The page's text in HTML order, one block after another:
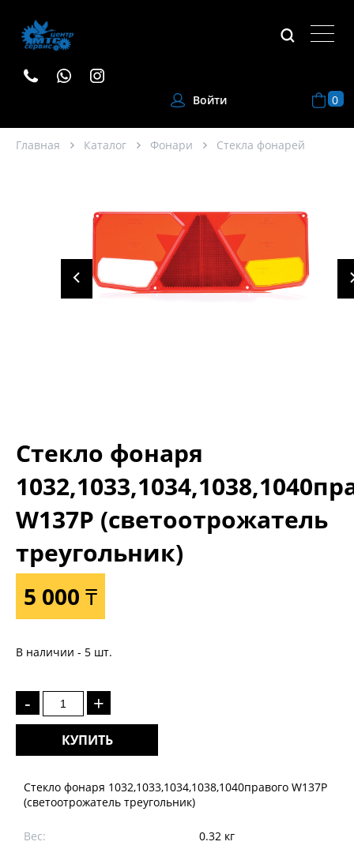
Войти 0
Главная Каталог Фонари Стекла фонарей
Стекло фонаря
W137P (светоотрожатель
треугольник)
5 000 ₸
В наличии - 5 шт.
- +
КУПИТЬ
Стекло фонаря 1032,1033,1034,1038,1040правого W137P
(светоотрожатель треугольник)
Вес:
0.32 кг